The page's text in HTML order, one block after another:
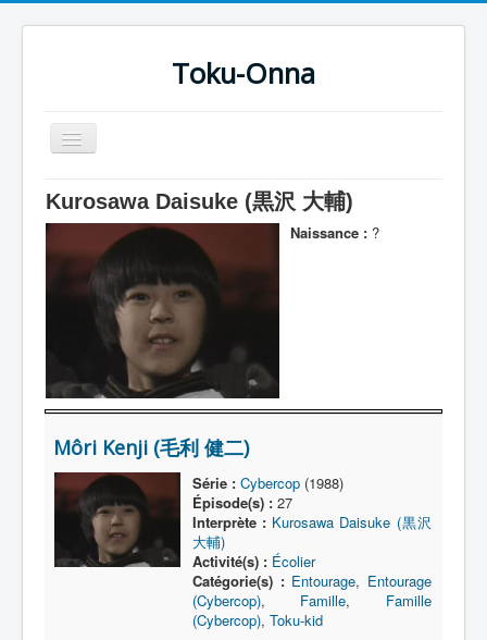
Toku-Onna
Basculer
la
Accueil
Toku-Actrices
Toku-Critiques
COSAA
Dessins
Artiste Asperger
Lexique
Série
Acteur
Kurosawa Daisuke (黒沢 大輔)
Naissance : ?
Môri Kenji (毛利 健二)
Série : Cybercop(1988)
Épisode(s) :27
Interprète : Kurosawa Daisuke (黒沢
大輔)
Activité(s) : Écolier
Catégorie(s) : Entourage, Entourage
(Cybercop), Famille, Famille
(Cybercop), Toku-kid